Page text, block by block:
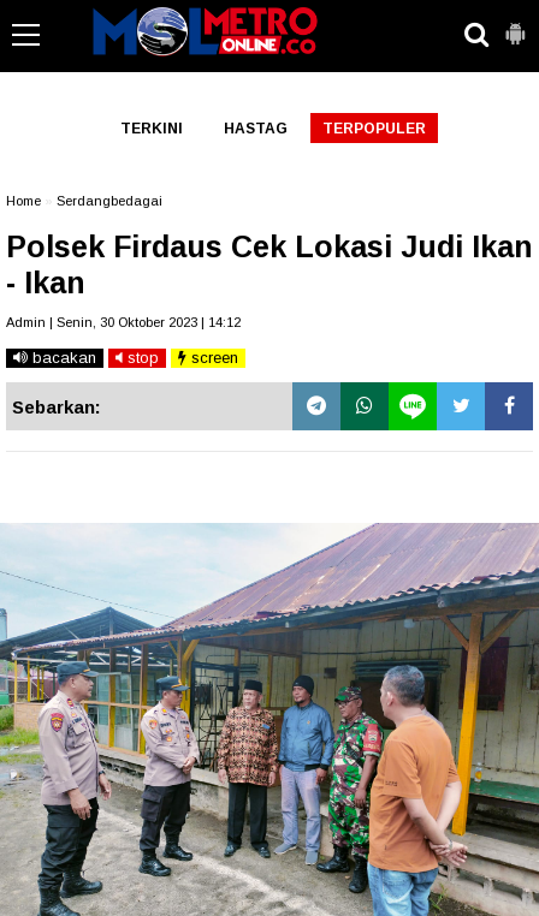
TERKINI HASTAG TERPOPULER
Home Serdangbedagai
Polsek Firdaus Cek Lokasi Judi Ikan
- Ikan
Admin | Senin, 30 Oktober 2023 | 14:12
bacakan stop screen
Sebarkan: